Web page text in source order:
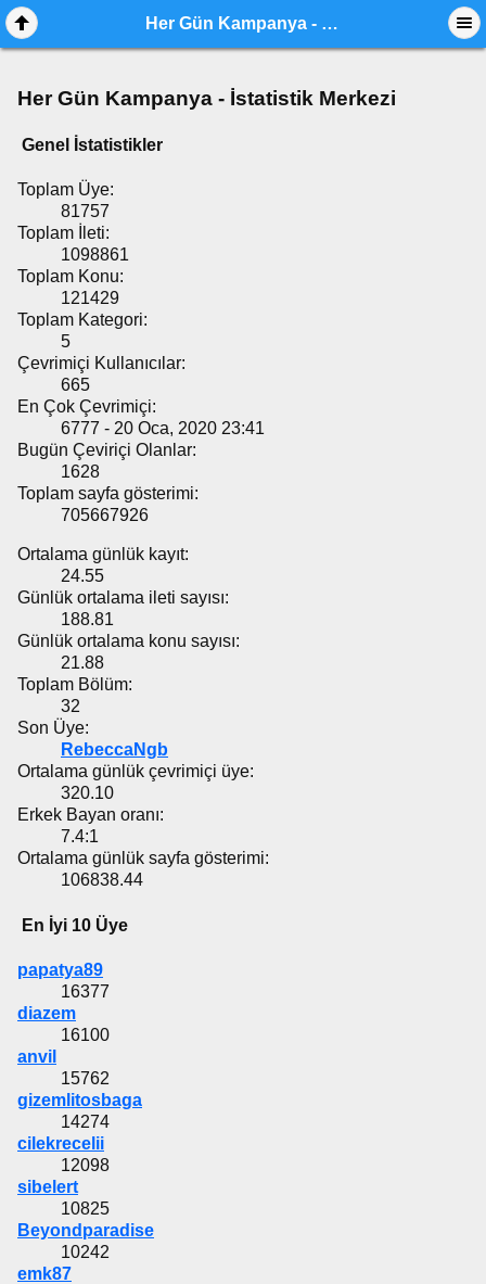
Her Gün Kampanya - İstatistik Merkezi
Her Gün Kampanya - İstatistik Merkezi
Genel İstatistikler
Toplam Üye:
81757
Toplam İleti:
1098861
Toplam Konu:
121429
Toplam Kategori:
5
Çevrimiçi Kullanıcılar:
665
En Çok Çevrimiçi:
6777 - 20 Oca, 2020 23:41
Bugün Çeviriçi Olanlar:
1628
Toplam sayfa gösterimi:
705667926
Ortalama günlük kayıt:
24.55
Günlük ortalama ileti sayısı:
188.81
Günlük ortalama konu sayısı:
21.88
Toplam Bölüm:
32
Son Üye:
RebeccaNgb
Ortalama günlük çevrimiçi üye:
320.10
Erkek Bayan oranı:
7.4:1
Ortalama günlük sayfa gösterimi:
106838.44
En İyi 10 Üye
papatya89
16377
diazem
16100
anvil
15762
gizemlitosbaga
14274
cilekrecelii
12098
sibelert
10825
Beyondparadise
10242
emk87